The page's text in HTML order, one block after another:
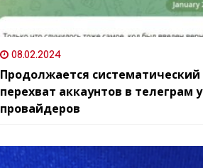
08.02.2024
Продолжается систематический
перехват аккаунтов в телеграм у
провайдеров